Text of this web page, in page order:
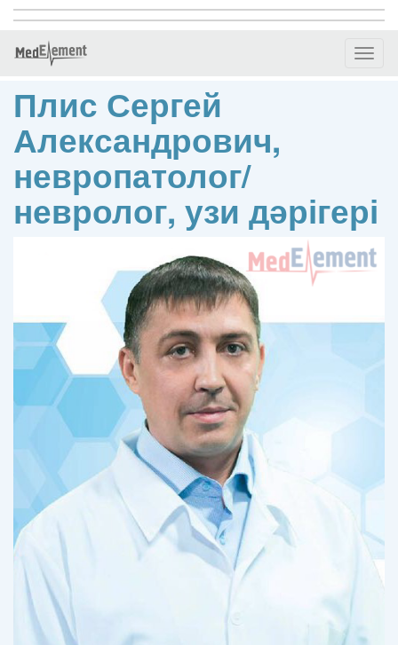
Плис Сергей
Александрович,
невропатолог/
невролог, узи дәрігері